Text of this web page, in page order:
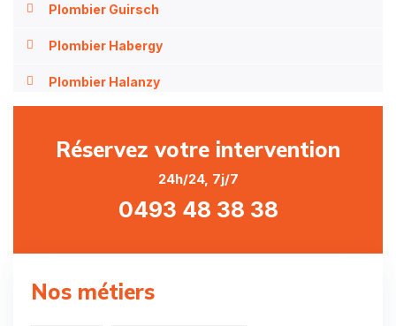
Plombier Guirsch
Plombier Habergy
Plombier Halanzy
Plombier Hondelange
Plombier Sélange
Réservez votre intervention
24h/24, 7j/7
0493 48 38 38
Nos métiers